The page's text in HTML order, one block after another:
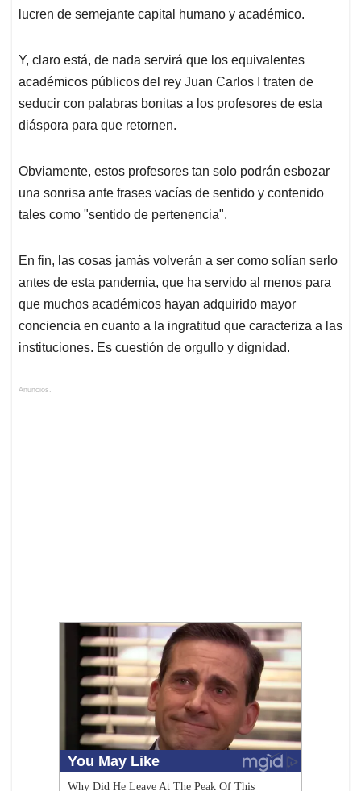
lucren de semejante capital humano y académico.
Y, claro está, de nada servirá que los equivalentes
académicos públicos del rey Juan Carlos I traten de
seducir con palabras bonitas a los profesores de esta
diáspora para que retornen.
Obviamente, estos profesores tan solo podrán esbozar
una sonrisa ante frases vacías de sentido y contenido
tales como "sentido de pertenencia".
En fin, las cosas jamás volverán a ser como solían serlo
antes de esta pandemia, que ha servido al menos para
que muchos académicos hayan adquirido mayor
conciencia en cuanto a la ingratitud que caracteriza a las
instituciones. Es cuestión de orgullo y dignidad.
Anuncios.